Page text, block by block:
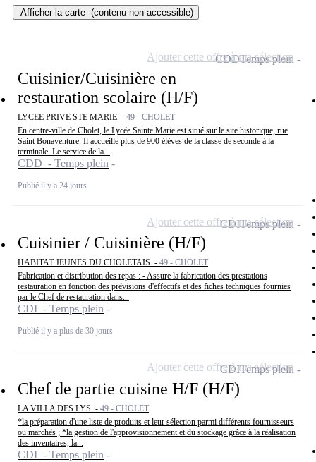
Afficher la carte (contenu non-accessible)
Cuisinier/Cuisinière en
restauration scolaire (H/F)
LYCEE PRIVE STE MARIE - 49 - CHOLET
En centre-ville de Cholet, le Lycée Sainte Marie est situé sur le site historique, rue
Saint Bonaventure. Il accueille plus de 900 élèves de la classe de seconde à la
terminale. Le service de la...
CDD - Temps plein
Publié il y a 24 jours
CDDTemps plein
Ajouter cette offre à ma sélection
Cuisinier / Cuisinière (H/F)
HABITAT JEUNES DU CHOLETAIS - 49 - CHOLET
Fabrication et distribution des repas : - Assure la fabrication des prestations
restauration en fonction des prévisions d'effectifs et des fiches techniques fournies
par le Chef de restauration dans...
CDI - Temps plein
Publié il y a plus de 30 jours
CDITemps plein
Ajouter cette offre à ma sélection
Chef de partie cuisine H/F (H/F)
LA VILLA DES LYS - 49 - CHOLET
*la préparation d'une liste de produits et leur sélection parmi différents fournisseurs
ou marchés ; *la gestion de l'approvisionnement et du stockage grâce à la réalisation
des inventaires, la...
CDI - Temps plein
CDITemps plein
Ajouter cette offre à ma sélection